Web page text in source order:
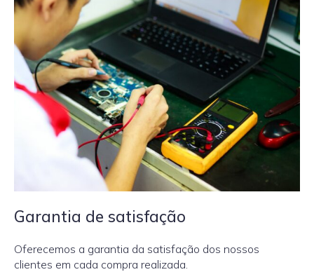
Garantia de satisfação
Oferecemos a garantia da satisfação dos nossos
clientes em cada compra realizada.